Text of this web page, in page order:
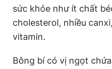
Đọc Thanh Niên trên điện
sức khỏe như ít chất
cholesterol, nhiều
vitamin.
Bông bí có vị ngọt